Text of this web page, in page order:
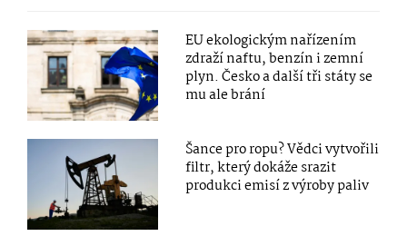
EU ekologickým nařízením
zdraží naftu, benzín i zemní
plyn. Česko a další tři státy se
mu ale brání
Šance pro ropu? Vědci vytvořili
filtr, který dokáže srazit
produkci emisí z výroby paliv